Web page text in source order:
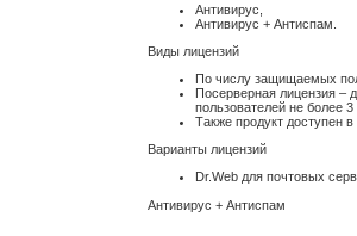
Антивирус,
Антивирус + Антиспам.
Виды лицензий
По числу защищаемых
Посерверная лицензия –
пользователей не более 3
Также продукт доступен
Варианты лицензий
Dr.Web для почтовых
Антивирус + Антиспам